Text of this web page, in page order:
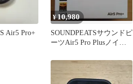
Air5 Pro+
¥10,980
SOUNDPEATSサウンドピ
ーツAir5 Pro Plusノイズ